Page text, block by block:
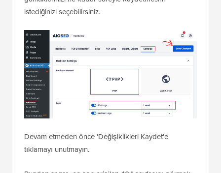
Günlüklerinizi kaydetmesi için ‘404 Günlükleri’nin açık
olduğundan emin olun, böylece mavi görünür. Ayrıca
açılır menüden zaman aralığını seçerek eklentinin
günlüklerinizi ne kadar süreyle kaydetmesini
istediğinizi seçebilirsiniz.